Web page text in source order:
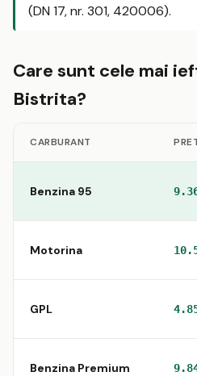
(DN 17, nr. 301, 420006).
Care sunt cele mai
Bistrita?
CARBURANT
Benzina 95
Motorina
GPL
Benzina Premium